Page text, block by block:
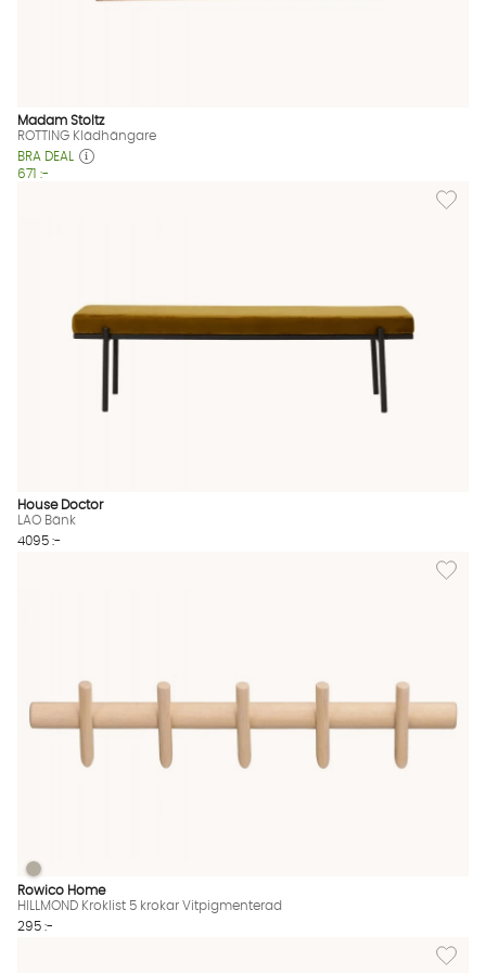
Madam Stoltz
ROTTING Klädhängare
BRA DEAL
671 :-
Lägg
House Doctor
LAO Bänk
4095 :-
Lägg
HILLMOND Kroklist 5 krokar Vitpigmenterad Finns även i dessa
HILLMOND Kroklist 5 krokar Vitpigmenterad
Rowico Home
HILLMOND Kroklist 5 krokar Vitpigmenterad
295 :-
Lägg